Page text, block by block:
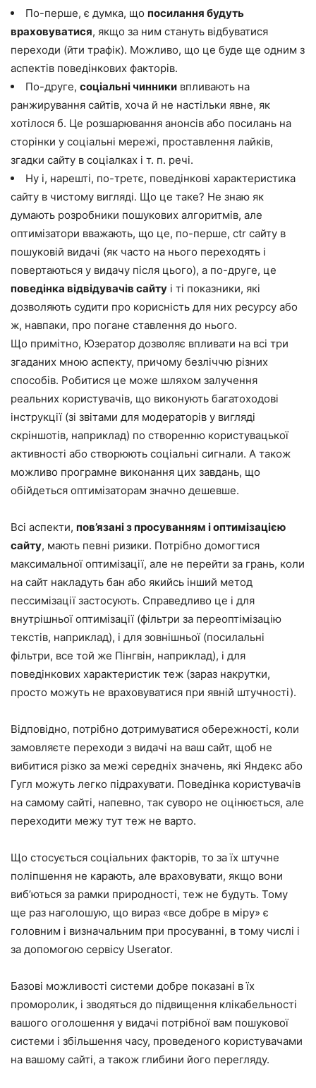
По-перше, є думка, що посилання будуть
враховуватися, якщо за ним стануть відбуватися
переходи (йти трафік). Можливо, що це буде ще одним з
аспектів поведінкових факторів.
По-друге, соціальні чинники впливають на
ранжирування сайтів, хоча й не настільки явне, як
хотілося б. Це розшарювання анонсів або посилань на
сторінки у соціальні мережі, проставлення лайків,
згадки сайту в соціалках і т. п. речі.
Ну і, нарешті, по-третє, поведінкові характеристика
сайту в чистому вигляді. Що це таке? Не знаю як
думають розробники пошукових алгоритмів, але
оптимізатори вважають, що це, по-перше, ctr сайту в
пошуковій видачі (як часто на нього переходять і
повертаються у видачу після цього), а по-друге, це
поведінка відвідувачів сайту і ті показники, які
дозволяють судити про корисність для них ресурсу або
ж, навпаки, про погане ставлення до нього.
Що примітно, Юзератор дозволяє впливати на всі три
згаданих мною аспекту, причому безліччю різних
способів. Робитися це може шляхом залучення
реальних користувачів, що виконують багатоходові
інструкції (зі звітами для модераторів у вигляді
скріншотів, наприклад) по створенню користувацької
активності або створюють соціальні сигнали. А також
можливо програмне виконання цих завдань, що
обійдеться оптимізаторам значно дешевше.
Всі аспекти, пов’язані з просуванням і оптимізацією
сайту, мають певні ризики. Потрібно домогтися
максимальної оптимізації, але не перейти за грань, коли
на сайт накладуть бан або якийсь інший метод
пессимізації застосують. Справедливо це і для
внутрішньої оптимізації (фільтри за переоптімізацію
текстів, наприклад), і для зовнішньої (посилальні
фільтри, все той же Пінгвін, наприклад), і для
поведінкових характеристик теж (зараз накрутки,
просто можуть не враховуватися при явній штучності).
Відповідно, потрібно дотримуватися обережності, коли
замовляєте переходи з видачі на ваш сайт, щоб не
вибитися різко за межі середніх значень, які Яндекс або
Гугл можуть легко підрахувати. Поведінка користувачів
на самому сайті, напевно, так суворо не оцінюється, але
переходити межу тут теж не варто.
Що стосується соціальних факторів, то за їх штучне
поліпшення не карають, але враховувати, якщо вони
виб’ються за рамки природності, теж не будуть. Тому
ще раз наголошую, що вираз «все добре в міру» є
головним і визначальним при просуванні, в тому числі і
за допомогою сервісу Userator.
Базові можливості системи добре показані в їх
проморолик, і зводяться до підвищення клікабельності
вашого оголошення у видачі потрібної вам пошукової
системи і збільшення часу, проведеного користувачами
на вашому сайті, а також глибини його перегляду.